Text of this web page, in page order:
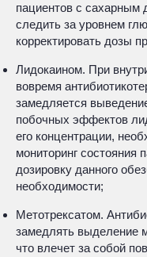
пациентов с сахарным
следить за уровнем
корректировать дозы
Лидокаином. При
вовремя
замедляется
побочных эффектов
его концентрации,
мониторинг состояния
дозировку данного
необходимости;
Метотрексатом.
замедлять выделение
что влечет за собой